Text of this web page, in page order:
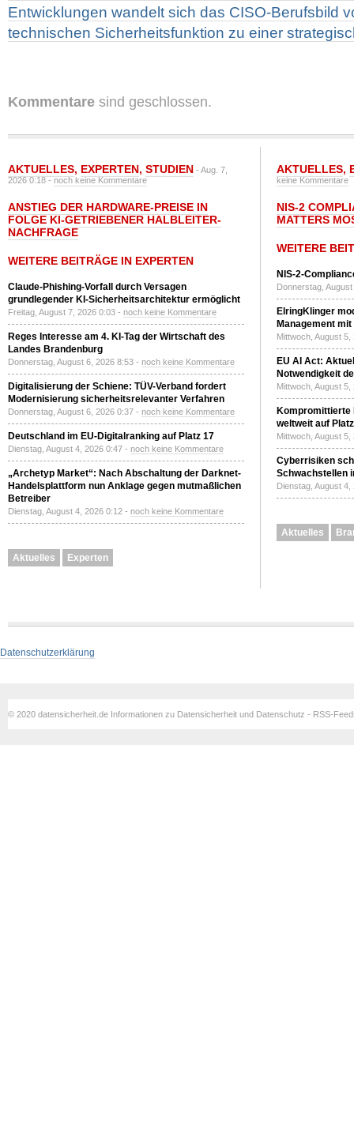
Entwicklungen wandelt sich das CISO-Berufsbild
technischen Sicherheitsfunktion zu einer
Kommentare sind geschlossen.
AKTUELLES, EXPERTEN, STUDIEN - Aug. 7,
2026 0:18 -noch keine Kommentare
ANSTIEG DER HARDWARE-PREISE IN
FOLGE KI-GETRIEBENER HALBLEITER-
NACHFRAGE
WEITERE BEITRÄGE IN EXPERTEN
Claude-Phishing-Vorfall durch Versagen
grundlegender KI-Sicherheitsarchitektur ermöglicht
Freitag, August 7, 2026 0:03 - noch keine Kommentare
Reges Interesse am 4. KI-Tag der Wirtschaft des
Landes Brandenburg
Donnerstag, August 6, 2026 8:53 - noch keine Kommentare
Digitalisierung der Schiene: TÜV-Verband fordert
Modernisierung sicherheitsrelevanter Verfahren
Donnerstag, August 6, 2026 0:37 - noch keine Kommentare
Deutschland im EU-Digitalranking auf Platz 17
Dienstag, August 4, 2026 0:47 - noch keine Kommentare
„Archetyp Market“: Nach Abschaltung der Darknet-
Handelsplattform nun Anklage gegen mutmaßlichen
Betreiber
Dienstag, August 4, 2026 0:12 - noch keine Kommentare
Aktuelles Experten
AKTUELLES,
keine Kommentare
NIS-2
MATTERS
WEITERE
NIS-2-
Donnerstag,
ElringKlinger
Management
Mittwoch, August
EU AI Act:
Notwendigkeit
Mittwoch, August
Kompromittierte
weltweit auf
Mittwoch, August
Cyberrisiken
Schwachstellen
Dienstag, August
Aktuelles
Datenschutzerklärung
© 2020 datensicherheit.de Informationen zu Datensicherheit und Datenschutz - RSS-